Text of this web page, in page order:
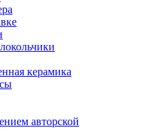
керамика
авторской